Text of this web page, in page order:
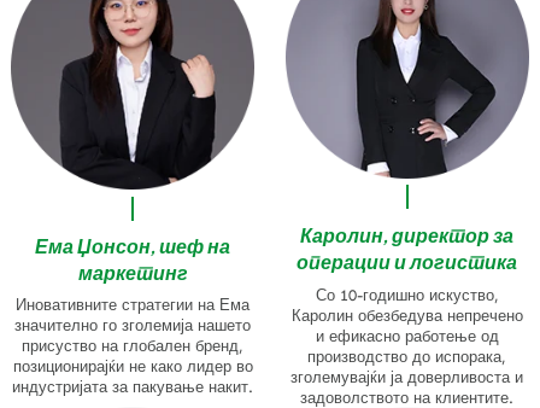
Ема Џонсон, шеф на
маркетинг
Иновативните стратегии на Ема
значително го зголемија нашето
присуство на глобален бренд,
позиционирајќи не како лидер во
индустријата за пакување накит.
Каролин, директор за
операции и логистика
Со 10-годишно искуство,
Каролин обезбедува непречено
и ефикасно работење од
производство до испорака,
зголемувајќи ја доверливоста и
задоволството на клиентите.